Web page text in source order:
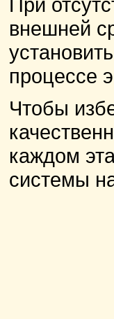
внешней
процессе
Чтобы
каждом
системы